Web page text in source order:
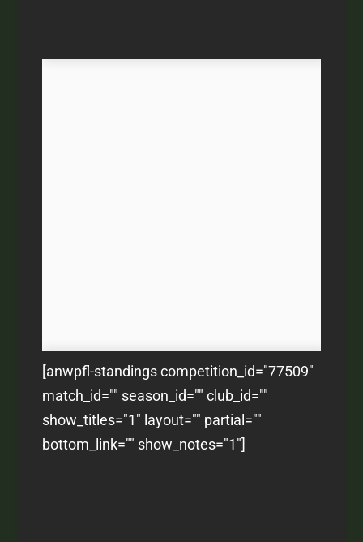
[anwpfl-standings competition_id="77509"
match_id="" season_id="" club_id=""
show_titles="1" layout="" partial=""
bottom_link="" show_notes="1"]